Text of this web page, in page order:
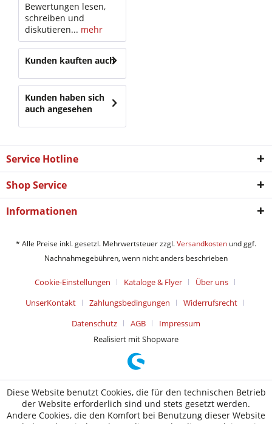
Bewertungen lesen,
schreiben und
diskutieren... mehr
Kunden kauften auch
Kunden haben sich
auch angesehen
Service Hotline
Shop Service
Informationen
* Alle Preise inkl. gesetzl. Mehrwertsteuer zzgl.Versandkosten und ggf.
Nachnahmegebühren, wenn nicht anders beschrieben
Cookie-Einstellungen Kataloge & Flyer
Über uns
UnserKontakt
Zahlungsbedingungen
Widerrufsrecht
Datenschutz
AGB
Impressum
Realisiert mit Shopware
Diese Website benutzt Cookies, die für den technischen Betrieb
der Website erforderlich sind und stets gesetzt werden.
Andere Cookies, die den Komfort bei Benutzung dieser Website